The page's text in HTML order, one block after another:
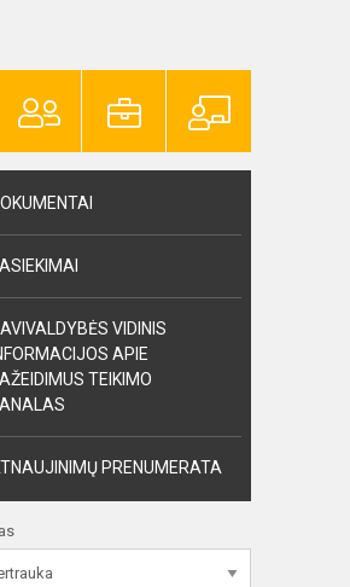
VIDINIS
APIE
TEIKIMO
PRENUMERATA